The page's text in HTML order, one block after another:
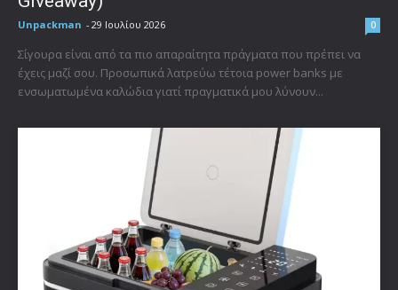
Unpackman - 29 Ιουλίου 2026 0
Σίγουρα είναι από τα πιο απαραίτητα πράγματα που πρέπει να
έχεις μαζί σου. Προσωπικά λατρεύω τέτοια power banks με
ενσωματωμένα καλώδια γιατί πραγματικά μου λύνουν...